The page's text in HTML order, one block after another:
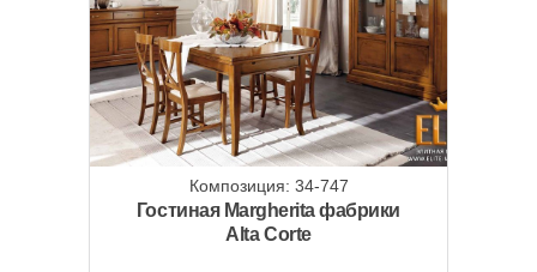
Композиция: 34-747
Гостиная Margherita фабрики
Alta Corte